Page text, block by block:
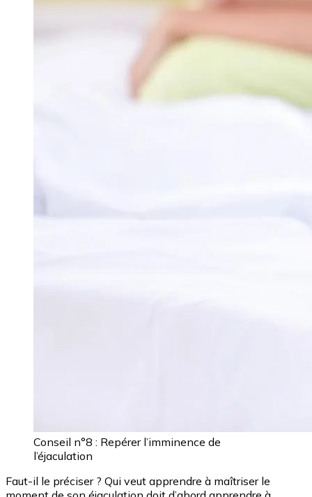
Conseil n°8 : Repérer l’imminence de
l’éjaculation
Faut-il le préciser ? Qui veut apprendre à maîtriser le